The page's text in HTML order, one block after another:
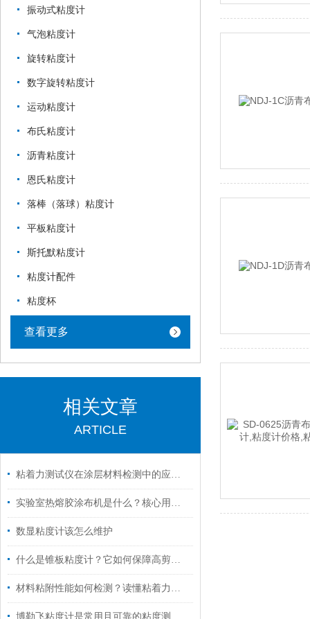
振动式粘度计
气泡粘度计
旋转粘度计
数字旋转粘度计
运动粘度计
布氏粘度计
沥青粘度计
恩氏粘度计
落棒（落球）粘度计
平板粘度计
斯托默粘度计
粘度计配件
粘度杯
查看更多
相关文章
ARTICLE
粘着力测试仪在涂层材料检测中的应用标准
实验室热熔胶涂布机是什么？核心用途与操作指南
数显粘度计该怎么维护
什么是锥板粘度计？它如何保障高剪切粘度测量的准确性？
材料粘附性能如何检测？读懂粘着力测试仪用途